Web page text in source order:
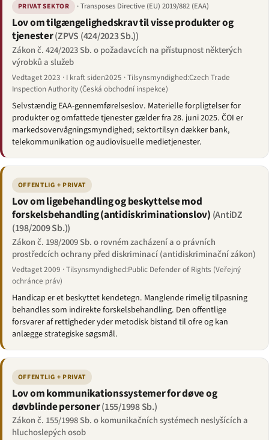
PRIVAT SEKTOR · Transposes Directive (EU) 2019/882 (EAA)
Lov om tilgængelighedskrav til visse produkter og
tjenester(ZPVS (424/2023 Sb.))
Zákon č. 424/2023 Sb. o požadavcích na přístupnost některých
výrobků a služeb
Vedtaget 2023 · I kraft siden2025 · Tilsynsmyndighed:Czech Trade
Inspection Authority (Česká obchodní inspekce)
Selvstændig EAA-gennemførelseslov. Materielle forpligtelser for
produkter og omfattede tjenester gælder fra 28. juni 2025. ČOI er
markedsovervågningsmyndighed; sektortilsyn dækker bank,
telekommunikation og audiovisuelle medietjenester.
OFFENTLIG + PRIVAT
Lov om ligebehandling og beskyttelse mod
forskelsbehandling (antidiskriminationslov) (AntiDZ
(198/2009 Sb.))
Zákon č. 198/2009 Sb. o rovném zacházení a o právních
prostředcích ochrany před diskriminací (antidiskriminační zákon)
Vedtaget 2009 · Tilsynsmyndighed:Public Defender of Rights (Veřejný
ochránce práv)
Handicap er et beskyttet kendetegn. Manglende rimelig tilpasning
behandles som indirekte forskelsbehandling. Den offentlige
forsvarer af rettigheder yder metodisk bistand til ofre og kan
anlægge strategiske søgsmål.
OFFENTLIG + PRIVAT
Lov om kommunikationssystemer for døve og
døvblinde personer(155/1998 Sb.)
Zákon č. 155/1998 Sb. o komunikačních systémech neslyšících a
hluchoslepých osob